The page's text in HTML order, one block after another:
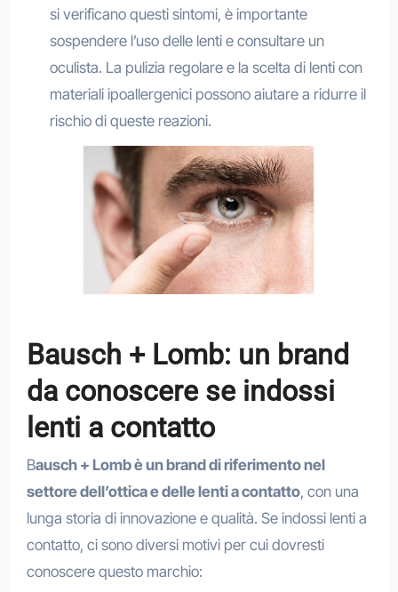
si verificano questi sintomi, è importante
sospendere l’uso delle lenti e consultare un
oculista. La pulizia regolare e la scelta di lenti con
materiali ipoallergenici possono aiutare a ridurre il
rischio di queste reazioni.
Bausch + Lomb: un brand
da conoscere se indossi
lenti a contatto
Bausch + Lomb è un brand di riferimento nel
settore dell’ottica e delle lenti a contatto, con una
lunga storia di innovazione e qualità. Se indossi lenti a
contatto, ci sono diversi motivi per cui dovresti
conoscere questo marchio: